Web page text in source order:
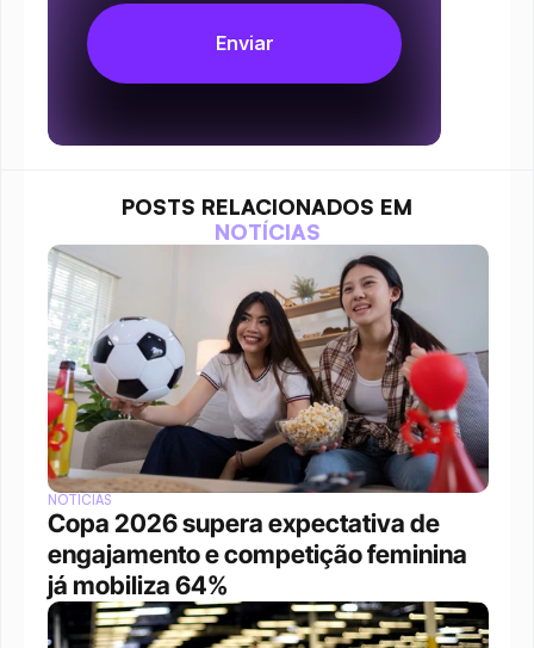
POSTS RELACIONADOS EM
NOTÍCIAS
NOTÍCIAS
Copa 2026 supera expectativa de
engajamento e competição feminina
já mobiliza 64%